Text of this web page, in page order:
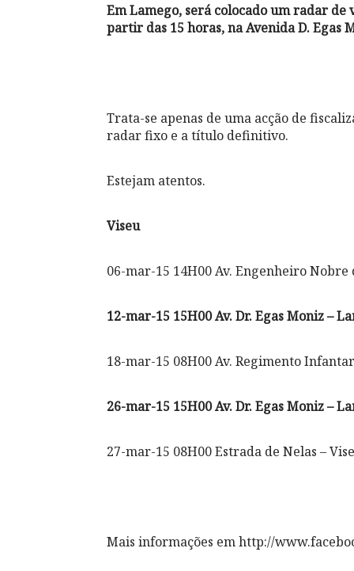
Em Lamego, será colocado um radar de
partir das 15 horas, na Avenida D. Egas
Trata-se apenas de uma acção de
radar fixo e a título definitivo.
Estejam atentos.
Viseu
06-mar-15 14H00 Av. Engenheiro Nobre
12-mar-15 15H00 Av. Dr. Egas Moniz –
18-mar-15 08H00 Av. Regimento
26-mar-15 15H00 Av. Dr. Egas Moniz –
27-mar-15 08H00 Estrada de Nelas –
Mais informações em http://